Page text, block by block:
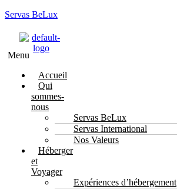
Servas BeLux
Menu
Accueil
Qui
sommes-
nous
Servas BeLux
Servas International
Nos Valeurs
Héberger
et
Voyager
Expériences d’hébergement